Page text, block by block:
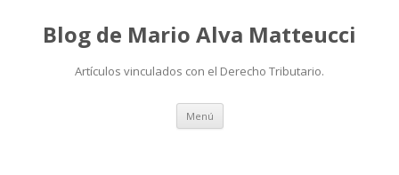
Blog de Mario Alva Matteucci
Artículos vinculados con el Derecho Tributario.
Menú Ir
contenido